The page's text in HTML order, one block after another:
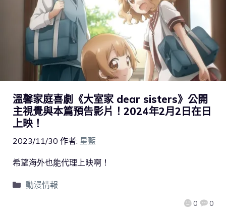
溫馨家庭喜劇《大室家 dear sisters》公開
主視覺與本篇預告影片！2024年2月2日在日
上映！
2023/11/30 作者: 星藍
0 0
希望海外也能代理上映啊！
動漫情報